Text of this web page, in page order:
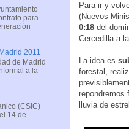
Para ir y
(Nuevos
0:18 del
Cercedilla a
La idea es
forestal,
repondremos
lluvia de
para
2011
de Madrid
a la
(CSIC)
14 de